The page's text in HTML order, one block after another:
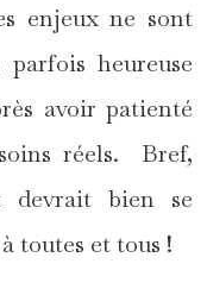
enjeux ne sont
heureuse
avoir patienté
réels. Bref,
devrait bien se
toutes et tous !